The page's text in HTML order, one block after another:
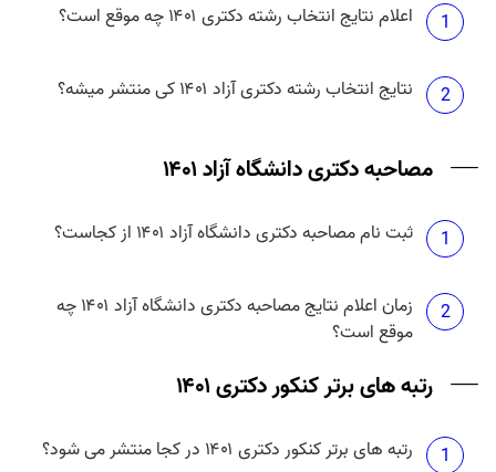
1 اعلام نتایج انتخاب رشته دکتری ۱۴۰۱ چه موقع است؟
2 نتایج انتخاب رشته دکتری آزاد ۱۴۰۱ کی منتشر میشه؟
مصاحبه دکتری دانشگاه آزاد ۱۴۰۱
1 ثبت نام مصاحبه دکتری دانشگاه آزاد ۱۴۰۱ از کجاست؟
2
زمان اعلام نتایج مصاحبه دکتری دانشگاه آزاد ۱۴۰۱ چه
موقع است؟
رتبه های برتر کنکور دکتری ۱۴۰۱
1 رتبه های برتر کنکور دکتری ۱۴۰۱ در کجا منتشر می شود؟